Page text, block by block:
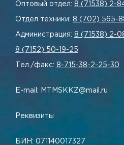
Оптовый отдел: 8 (71538) 2-
Отдел техники: 8 (702) 565-
Администрация: 8 (71538) 2-
8 (7152) 50-19-25
Тел./факс: 8-715-38-2-25-30
E-mail: MTMSKKZ@mail.ru
Реквизиты
БИН: 071140017327